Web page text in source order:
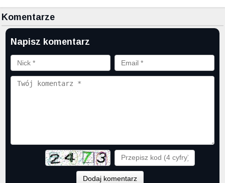
Komentarze
Napisz komentarz
Dodaj komentarz